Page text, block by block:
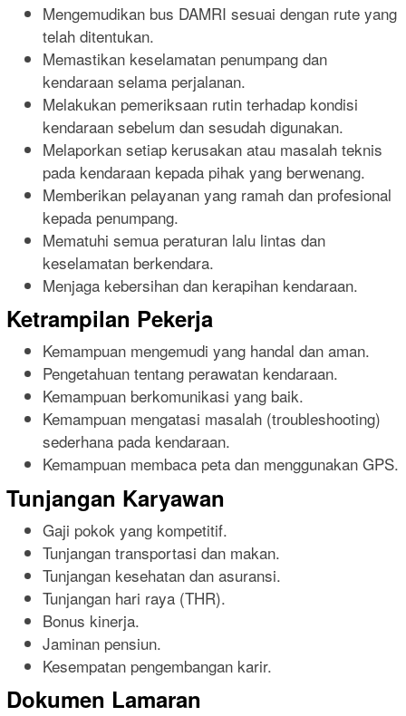
Mengemudikan bus DAMRI sesuai dengan rute yang
telah ditentukan.
Memastikan keselamatan penumpang dan
kendaraan selama perjalanan.
Melakukan pemeriksaan rutin terhadap kondisi
kendaraan sebelum dan sesudah digunakan.
Melaporkan setiap kerusakan atau masalah teknis
pada kendaraan kepada pihak yang berwenang.
Memberikan pelayanan yang ramah dan profesional
kepada penumpang.
Mematuhi semua peraturan lalu lintas dan
keselamatan berkendara.
Menjaga kebersihan dan kerapihan kendaraan.
Ketrampilan Pekerja
Kemampuan mengemudi yang handal dan aman.
Pengetahuan tentang perawatan kendaraan.
Kemampuan berkomunikasi yang baik.
Kemampuan mengatasi masalah (troubleshooting)
sederhana pada kendaraan.
Kemampuan membaca peta dan menggunakan GPS.
Tunjangan Karyawan
Gaji pokok yang kompetitif.
Tunjangan transportasi dan makan.
Tunjangan kesehatan dan asuransi.
Tunjangan hari raya (THR).
Bonus kinerja.
Jaminan pensiun.
Kesempatan pengembangan karir.
Dokumen Lamaran